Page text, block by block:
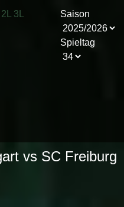
2L 3L Saison
Spieltag
vs SC Freiburg